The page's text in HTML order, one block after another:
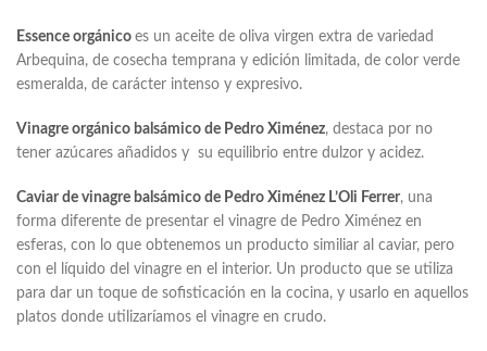
Essence orgánico es un aceite de oliva virgen extra de variedad
Arbequina, de cosecha temprana y edición limitada, de color verde
esmeralda, de carácter intenso y expresivo.
Vinagre orgánico balsámico de Pedro Ximénez, destaca por no
tener azúcares añadidos y su equilibrio entre dulzor y acidez.
Caviar de vinagre balsámico de Pedro Ximénez L’Oli Ferrer, una
forma diferente de presentar el vinagre de Pedro Ximénez en
esferas, con lo que obtenemos un producto similiar al caviar, pero
con el líquido del vinagre en el interior. Un producto que se utiliza
para dar un toque de sofisticación en la cocina, y usarlo en aquellos
platos donde utilizaríamos el vinagre en crudo.